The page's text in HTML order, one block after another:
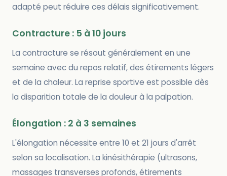
adapté peut réduire ces délais significativement.
Contracture : 5 à 10 jours
La contracture se résout généralement en une
semaine avec du repos relatif, des étirements légers
et de la chaleur. La reprise sportive est possible dès
la disparition totale de la douleur à la palpation.
Élongation : 2 à 3 semaines
L'élongation nécessite entre 10 et 21 jours d'arrêt
selon sa localisation. La kinésithérapie (ultrasons,
massages transverses profonds, étirements